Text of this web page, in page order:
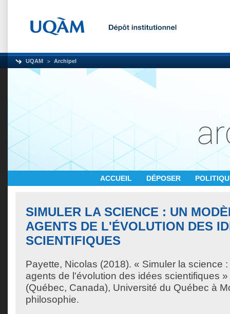
UQAM Archipel
ACCUEIL DÉPOSER
SIMULER LA SCIENCE : UN
AGENTS DE L'ÉVOLUTION DES
SCIENTIFIQUES
Payette, Nicolas (2018). « Simuler la science
agents de l'évolution des idées scientifiques
(Québec, Canada), Université du Québec à
philosophie.